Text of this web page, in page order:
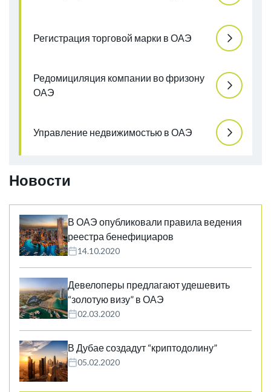
Регистрация торговой марки в ОАЭ
Редомициляция компании во фризону
ОАЭ
Управление недвижимостью в ОАЭ
Новости
В ОАЭ опубликовали правила ведения
реестра бенефициаров
14.10.2020
Девелоперы предлагают удешевить
“золотую визу” в ОАЭ
02.03.2020
В Дубае создадут “криптодолину”
05.02.2020